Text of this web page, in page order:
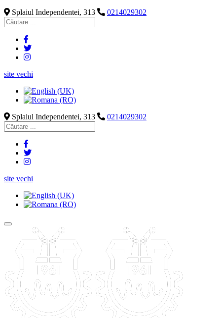
Splaiul Independentei, 313
0214029302
site vechi
Splaiul Independentei, 313 0214029302
site vechi